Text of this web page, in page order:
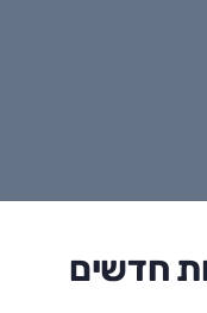
חדשים